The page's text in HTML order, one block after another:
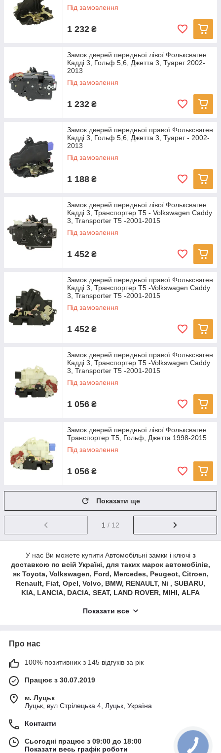
Під замовлення
1 232 ₴
Замок дверей передньої лівої Фольксваген
Кадді 3, Гольф 5,6, Джетта 3, Туарег 2002-
2013
Під замовлення
1 232 ₴
Замок дверей передньої правої Фольксваген
Кадді 3, Гольф 5,6, Джетта 3, Туарег - 2002-
2013
Під замовлення
1 188 ₴
Замок дверей передньої лівої Фольксваген
Кадді 3, Транспортер T5 - Volkswagen Caddy
3, Transporter T5 -2001-2015
Під замовлення
1 452 ₴
Замок дверей передньої правої Фольксваген
Кадді 3, Транспортер T5 -Volkswagen Caddy
3, Transporter T5 -2001-2015
Під замовлення
1 452 ₴
Замок дверей передньої правої Фольксваген
Кадді 3, Транспортер T5 -Volkswagen Caddy
3, Transporter T5 -2001-2015
Під замовлення
1 056 ₴
Замок дверей передньої лівої Фольксваген
Транспортер Т5, Гольф, Джетта 1998-2015
Під замовлення
1 056 ₴
Показати ще
1 / 12
У нас Ви можете купити Автомобільні замки і ключі з
доставкою по всій Україні, для таких марок автомобілів,
як Toyota, Volkswagen, Ford, Mercedes, Peugeot, Citroen,
Renault, Fiat, Opel, Volvo, BMW, RENAULT, Ni , SUBARU,
KIA, LANCIA, DACIA, SEAT, LAND ROVER, МІНІ, ALFA
MITSUBISHI та інших.
Показати все
Про нас
100% позитивних з 145 відгуків за рік
Працює з 30.07.2019
м. Луцьк
Луцьк, вул Стрілецька 4, Луцьк, Україна
Контакти
Сьогодні працює з 09:00 до 18:00
Показати весь графік роботи